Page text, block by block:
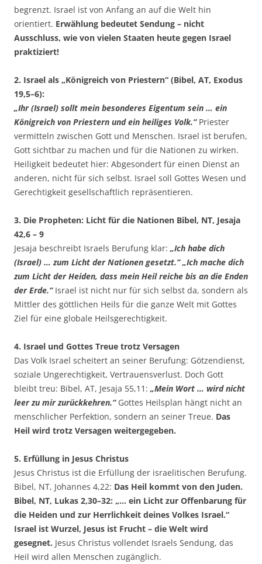
begrenzt. Israel ist von Anfang an auf die Welt hin
orientiert. Erwählung bedeutet Sendung – nicht
Ausschluss, wie von vielen Staaten heute gegen Israel
praktiziert!
2. Israel als „Königreich von Priestern“ (Bibel, AT, Exodus
19,5–6):
„Ihr (Israel) sollt mein besonderes Eigentum sein … ein
Königreich von Priestern und ein heiliges Volk.“Priester
vermitteln zwischen Gott und Menschen. Israel ist berufen,
Gott sichtbar zu machen und für die Nationen zu wirken.
Heiligkeit bedeutet hier: Abgesondert für einen Dienst an
anderen, nicht für sich selbst. Israel soll Gottes Wesen und
Gerechtigkeit gesellschaftlich repräsentieren.
3. Die Propheten: Licht für die Nationen Bibel, NT, Jesaja
42,6 – 9
Jesaja beschreibt Israels Berufung klar: „Ich habe dich
(Israel) … zum Licht der Nationen gesetzt.“ „Ich mache dich
zum Licht der Heiden, dass mein Heil reiche bis an die Enden
der Erde.“Israel ist nicht nur für sich selbst da, sondern als
Mittler des göttlichen Heils für die ganze Welt mit Gottes
Ziel für eine globale Heilsgerechtigkeit.
4. Israel und Gottes Treue trotz Versagen
Das Volk Israel scheitert an seiner Berufung: Götzendienst,
soziale Ungerechtigkeit, Vertrauensverlust. Doch Gott
bleibt treu: Bibel, AT, Jesaja 55,11: „Mein Wort … wird nicht
leer zu mir zurückkehren.“Gottes Heilsplan hängt nicht an
menschlicher Perfektion, sondern an seiner Treue. Das
Heil wird trotz Versagen weitergegeben.
5. Erfüllung in Jesus Christus
Jesus Christus ist die Erfüllung der israelitischen Berufung.
Bibel, NT, Johannes 4,22: Das Heil kommt von den Juden.
Bibel, NT, Lukas 2,30–32: „… ein Licht zur Offenbarung für
die Heiden und zur Herrlichkeit deines Volkes Israel.“
Israel ist Wurzel, Jesus ist Frucht – die Welt wird
gesegnet. Jesus Christus vollendet Israels Sendung, das
Heil wird allen Menschen zugänglich.